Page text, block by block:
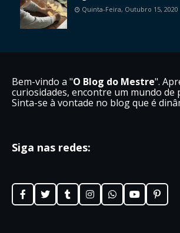
Quinta-Feira, Outubro 15, 2020
Bem-vindo a "O Blog do Mestre".
curiosidades, encontre um mundo de
Sinta-se à vontade no blog que é
Siga nas redes: